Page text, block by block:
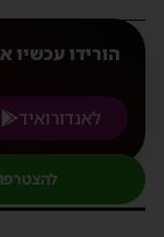
הורידו
לאנדורואיד